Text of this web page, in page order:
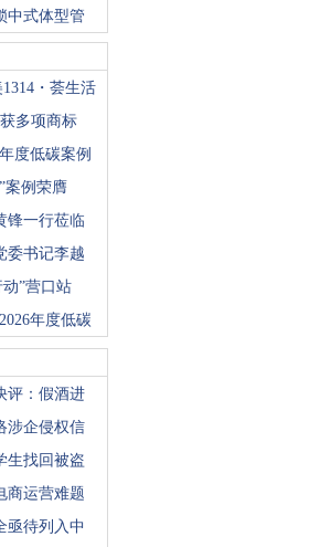
中式体型管
・荟生活
多项商标
度低碳案例
案例荣膺
锋一行莅临
委书记李越
”营口站
年度低碳
评：假酒进
涉企侵权信
生找回被盗
商运营难题
亟待列入中